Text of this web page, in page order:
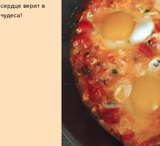
сердце верит в
чудеса!